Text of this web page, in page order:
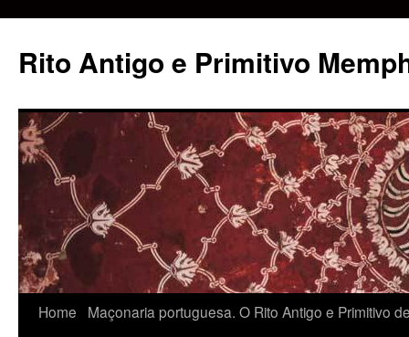
Rito Antigo e Primitivo
Home
Maçonaria portuguesa. O Rito Antigo e Primitivo